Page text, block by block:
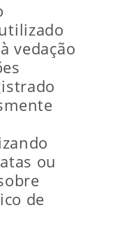
vedação
ou
de